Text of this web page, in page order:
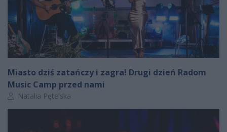
Miasto dziś zatańczy i zagra! Drugi dzień Radom
Music Camp przed nami
Autor artykułu:
Natalia Pętelska